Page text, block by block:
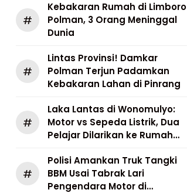
#
Kebakaran Rumah di Limboro
Polman, 3 Orang Meninggal
Dunia
#
Lintas Provinsi! Damkar
Polman Terjun Padamkan
Kebakaran Lahan di Pinrang
#
Laka Lantas di Wonomulyo:
Motor vs Sepeda Listrik, Dua
Pelajar Dilarikan ke Rumah
#
Polisi Amankan Truk Tangki
BBM Usai Tabrak Lari
Pengendara Motor di